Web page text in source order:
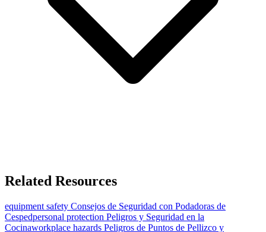
Related Resources
equipment safety Consejos de Seguridad con Podadoras de
Cespedpersonal protection Peligros y Seguridad en la
Cocinaworkplace hazards Peligros de Puntos de Pellizco y